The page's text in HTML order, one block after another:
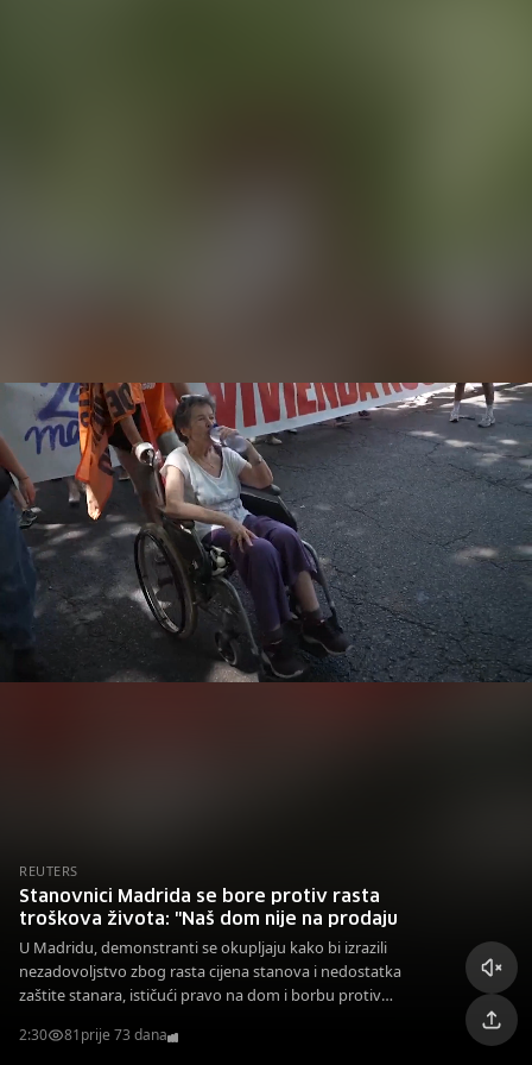
REUTERS
Stanovnici Madrida se bore protiv rasta
troškova života: "Naš dom nije na prodaju
U Madridu, demonstranti se okupljaju kako bi izrazili
nezadovoljstvo zbog rasta cijena stanova i nedostatka
zaštite stanara, ističući pravo na dom i borbu protiv
2:30 81prije 73 dana